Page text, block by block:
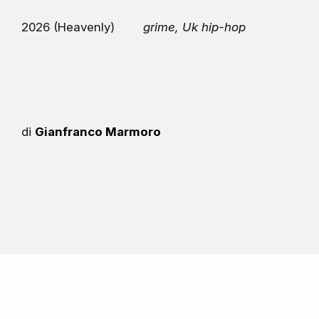
2026 (Heavenly) grime, Uk hip-hop
di Gianfranco Marmoro